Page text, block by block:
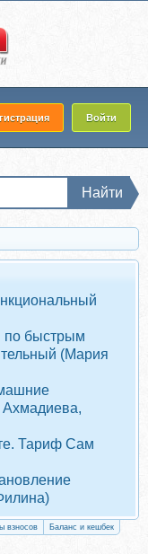
Войти
Найти
Терентьева)
по быстрым
(Мария
Тариф Сам
взносов Баланс и кешбек